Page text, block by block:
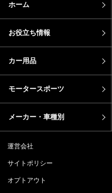
ホーム
お役立ち情報
カー用品
モータースポーツ
メーカー・車種別
運営会社
サイトポリシー
オプトアウト